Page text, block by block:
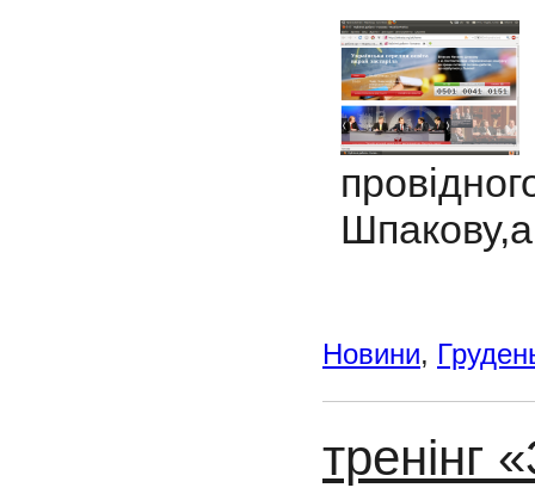
Новини,
тренінг